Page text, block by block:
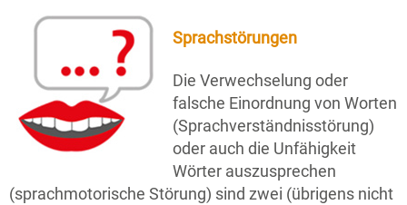
Sprachstörungen
Die Verwechselung oder
falsche Einordnung von Worten
(Sprachverständnisstörung)
oder auch die Unfähigkeit
Wörter auszusprechen
(sprachmotorische Störung) sind zwei (übrigens nicht